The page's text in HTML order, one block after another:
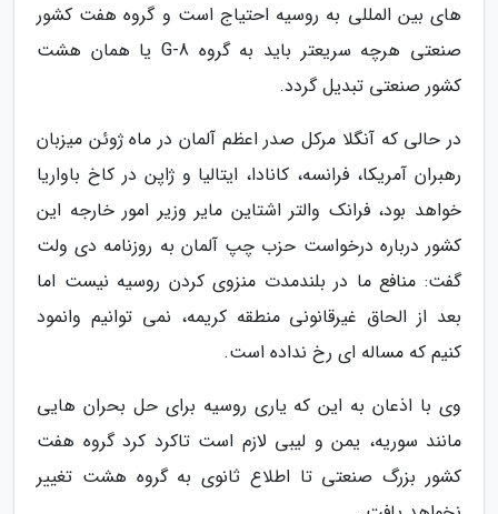
های بین المللی به روسیه احتیاج است و گروه هفت کشور
صنعتی هرچه سریعتر باید به گروه G-8 یا همان هشت
کشور صنعتی تبدیل گردد.
در حالی که آنگلا مرکل صدر اعظم آلمان در ماه ژوئن میزبان
رهبران آمریکا، فرانسه، کانادا، ایتالیا و ژاپن در کاخ باواریا
خواهد بود، فرانک والتر اشتاین مایر وزیر امور خارجه این
کشور درباره درخواست حزب چپ آلمان به روزنامه دی ولت
گفت: منافع ما در بلندمدت منزوی کردن روسیه نیست اما
بعد از الحاق غیرقانونی منطقه کریمه، نمی توانیم وانمود
کنیم که مساله ای رخ نداده است.
وی با اذعان به این که یاری روسیه برای حل بحران هایی
مانند سوریه، یمن و لیبی لازم است تاکرد کرد گروه هفت
کشور بزرگ صنعتی تا اطلاع ثانوی به گروه هشت تغییر